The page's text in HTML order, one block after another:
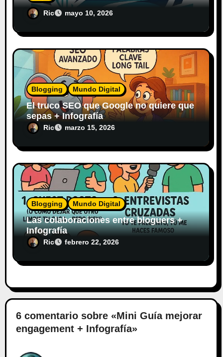
El Diario del Explorador Digital
Ric mayo 10, 2026
Blogging Mundo Digital
El truco SEO que Google no quiere que
sepas + Infografía
Ric marzo 15, 2026
Blogging Mundo Digital
Las colaboraciones entre bloguers +
Infografía
Ric febrero 22, 2026
6 comentario sobre «Mini Guía mejorar
engagement + Infografía»